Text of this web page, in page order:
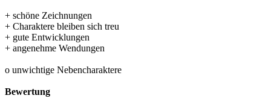
+ schöne Zeichnungen
+ Charaktere bleiben sich treu
+ gute Entwicklungen
+ angenehme Wendungen
o unwichtige Nebencharaktere
Bewertung